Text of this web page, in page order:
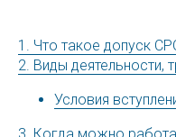
1. Что такое допуск
2. Виды
Условия